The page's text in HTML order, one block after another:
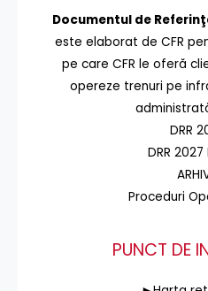
Documentul de
este elaborat de CFR
pe care CFR le oferă
opereze trenuri pe
DRR
DRR
Proceduri
PUNCT DE